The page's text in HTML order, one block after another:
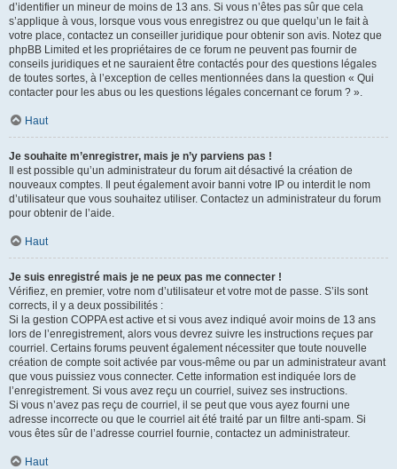
d’identifier un mineur de moins de 13 ans. Si vous n’êtes pas sûr que cela
s’applique à vous, lorsque vous vous enregistrez ou que quelqu’un le fait à
votre place, contactez un conseiller juridique pour obtenir son avis. Notez que
phpBB Limited et les propriétaires de ce forum ne peuvent pas fournir de
conseils juridiques et ne sauraient être contactés pour des questions légales
de toutes sortes, à l’exception de celles mentionnées dans la question « Qui
contacter pour les abus ou les questions légales concernant ce forum ? ».
Haut
Je souhaite m’enregistrer, mais je n’y parviens pas !
Il est possible qu’un administrateur du forum ait désactivé la création de
nouveaux comptes. Il peut également avoir banni votre IP ou interdit le nom
d’utilisateur que vous souhaitez utiliser. Contactez un administrateur du forum
pour obtenir de l’aide.
Haut
Je suis enregistré mais je ne peux pas me connecter !
Vérifiez, en premier, votre nom d’utilisateur et votre mot de passe. S’ils sont
corrects, il y a deux possibilités :
Si la gestion COPPA est active et si vous avez indiqué avoir moins de 13 ans
lors de l’enregistrement, alors vous devrez suivre les instructions reçues par
courriel. Certains forums peuvent également nécessiter que toute nouvelle
création de compte soit activée par vous-même ou par un administrateur avant
que vous puissiez vous connecter. Cette information est indiquée lors de
l’enregistrement. Si vous avez reçu un courriel, suivez ses instructions.
Si vous n’avez pas reçu de courriel, il se peut que vous ayez fourni une
adresse incorrecte ou que le courriel ait été traité par un filtre anti-spam. Si
vous êtes sûr de l’adresse courriel fournie, contactez un administrateur.
Haut